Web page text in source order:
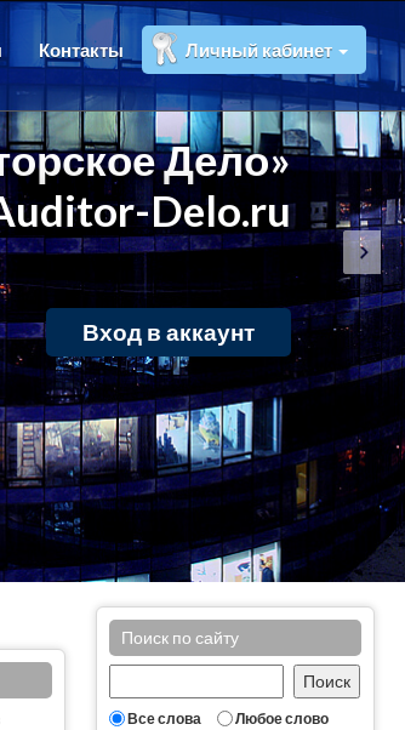
Контакты Личный кабинет
Дело»
Delo.ru
Вход в аккаунт
Поиск по сайту
Все слова
Любое слово